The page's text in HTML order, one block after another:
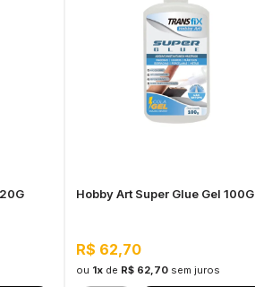
Hobby Art Super Glue Gel 100G
R$ 62,70
ou 1xde R$ 62,70 sem juros